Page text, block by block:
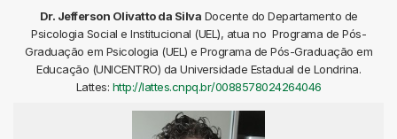
Dr. Jefferson Olivatto da Silva Docente do Departamento de
Psicologia Social e Institucional (UEL), atua no Programa de Pós-
Graduação em Psicologia (UEL) e Programa de Pós-Graduação em
Educação (UNICENTRO) da Universidade Estadual de Londrina.
Lattes: http://lattes.cnpq.br/0088578024264046